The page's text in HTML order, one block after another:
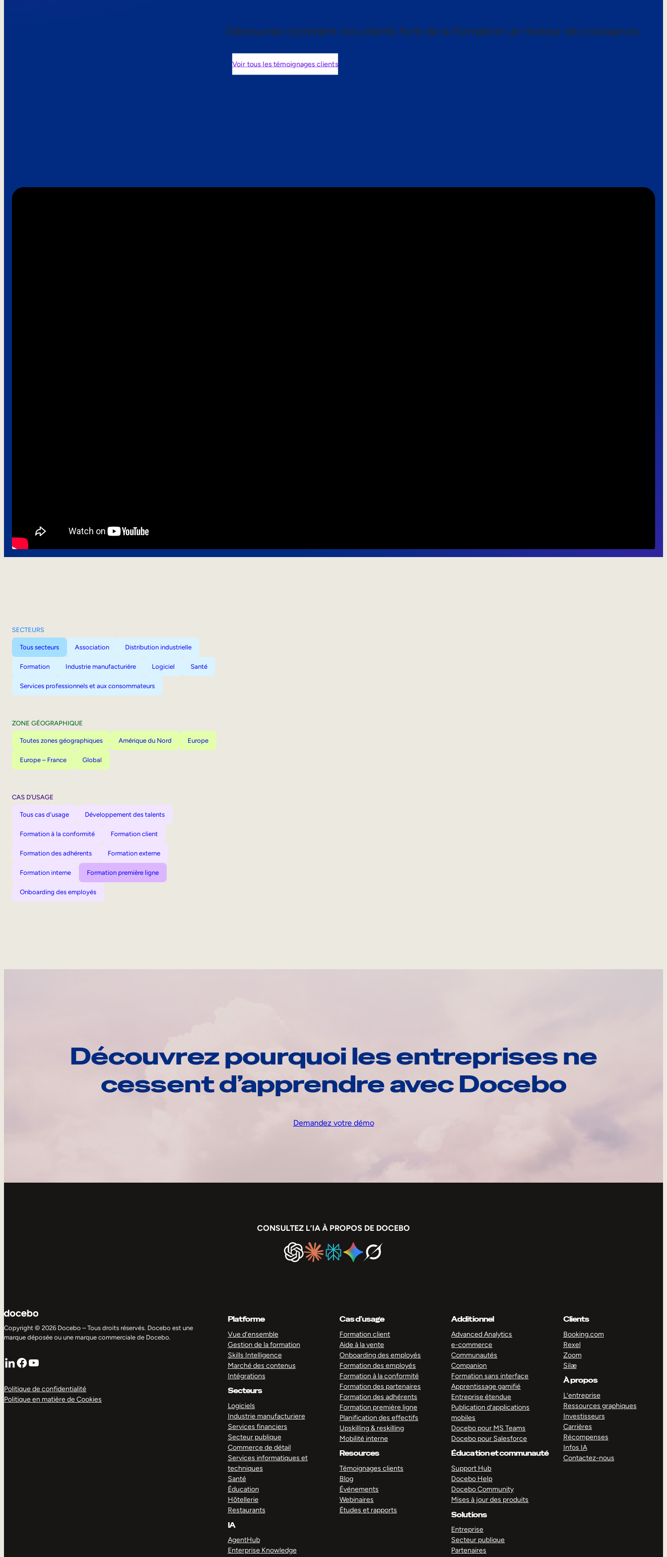
Découvrez comment nos clients font de la formation un moteur de croissance.
Voir tous les témoignages clients
SECTEURS
Tous secteurs Association Distribution industrielle
Formation Industrie manufacturière Logiciel Santé
Services professionnels et aux consommateurs
ZONE GÉOGRAPHIQUE
Toutes zones géographiques Amérique du Nord Europe
Europe – France Global
CAS D’USAGE
Tous cas d'usage Développement des talents
Formation à la conformité Formation client
Formation des adhérents Formation externe
Formation interne Formation première ligne
Onboarding des employés
Découvrez pourquoi les entreprises ne
cessent d’apprendre avec Docebo
Demandez votre démo
CONSULTEZ L’IA À PROPOS DE DOCEBO
Copyright © 2026 Docebo – Tous droits réservés. Docebo est une
marque déposée ou une marque commerciale de Docebo.
LinkedIn
Facebook
YouTube
Politique de confidentialité
Politique en matière de Cookies
Platforme
Vue d’ensemble
Gestion de la formation
Skills Intelligence
Marché des contenus
Intégrations
Secteurs
Logiciels
Industrie manufacturiere
Services financiers
Secteur publique
Commerce de détail
Services informatiques et
techniques
Santé
Éducation
Hôtellerie
Restaurants
IA
AgentHub
Enterprise Knowledge
Cas d’usage
Formation client
Aide à la vente
Onboarding des employés
Formation des employés
Formation à la conformité
Formation des partenaires
Formation des adhérents
Formation première ligne
Planification des effectifs
Upskilling & reskilling
Mobilité interne
Resources
Témoignages clients
Blog
Événements
Webinaires
Études et rapports
Additionnel
Advanced Analytics
e-commerce
Communautés
Companion
Formation sans interface
Apprentissage gamifié
Entreprise étendue
Publication d’applications
mobiles
Docebo pour MS Teams
Docebo pour Salesforce
Éducation et communauté
Support Hub
Docebo Help
Docebo Community
Mises à jour des produits
Solutions
Entreprise
Secteur publique
Partenaires
Clients
Booking.com
Rexel
Zoom
Silæ
À propos
L’entreprise
Ressources graphiques
Investisseurs
Carrières
Récompenses
Infos IA
Contactez-nous